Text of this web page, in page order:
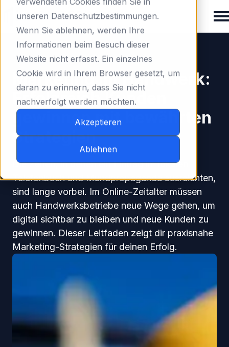
unseren Datenschutzbestimmungen.
Wenn Sie ablehnen, werden Ihre
Informationen beim Besuch dieser
Website nicht erfasst. Ein einzelnes
Cookie wird in Ihrem Browser gesetzt, um
daran zu erinnern, dass Sie nicht
nachverfolgt werden möchten.
Akzeptieren
Ablehnen
Marketing
Marketing im Handwerk:
Erfolgreich Kunden
gewinnen mit bewährten
Strategien
Die Zeiten, in denen ein Eintrag im lokalen
Telefonbuch und Mundpropaganda ausreichten,
sind lange vorbei. Im Online-Zeitalter müssen
auch Handwerksbetriebe neue Wege gehen, um
digital sichtbar zu bleiben und neue Kunden zu
gewinnen. Dieser Leitfaden zeigt dir praxisnahe
Marketing-Strategien für deinen Erfolg.